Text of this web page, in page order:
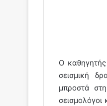
Ο
σεισμική
μπροστά